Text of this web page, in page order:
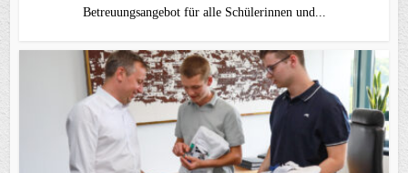
Betreuungsangebot für alle Schülerinnen und...